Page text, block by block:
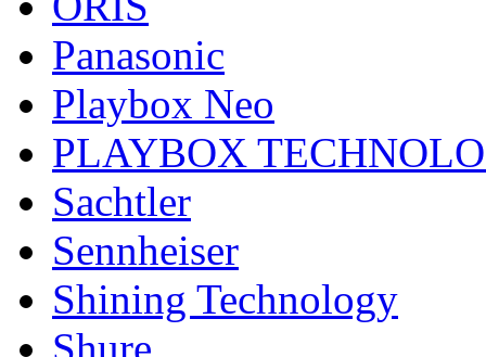
Panasonic
Playbox Neo
PLAYBOX
Sachtler
Sennheiser
Shining Technology